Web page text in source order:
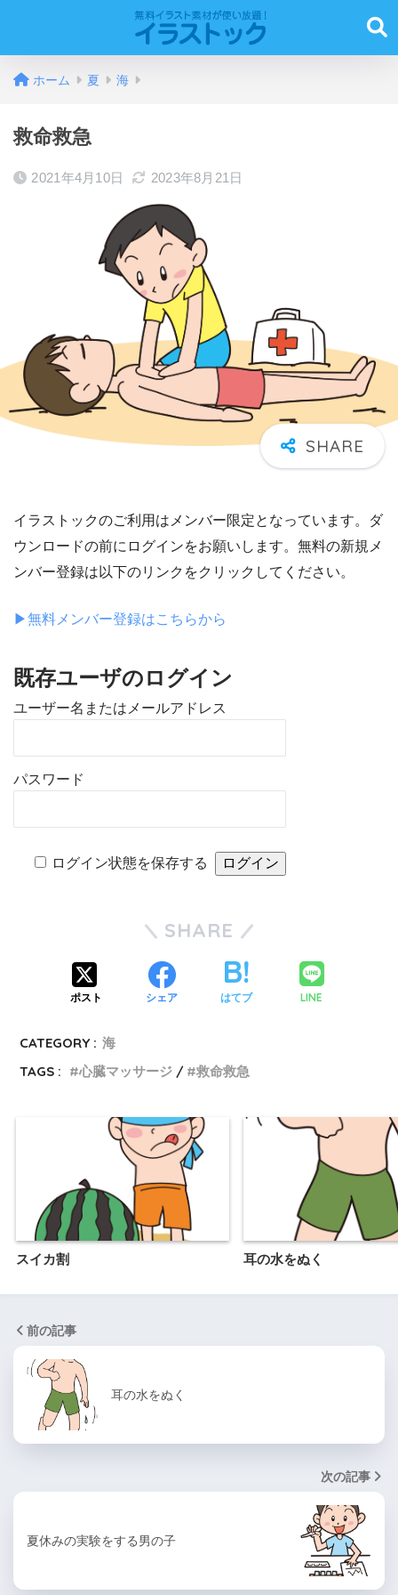
ホーム 夏 海
救命救急
2021年4月10日 2023年8月21日
イラストックのご利用はメンバー限定となっています。ダ
ウンロードの前にログインをお願いします。無料の新規メ
ンバー登録は以下のリンクをクリックしてください。
▶︎無料メンバー登録はこちらから
既存ユーザのログイン
ユーザー名またはメールアドレス
パスワード
ログイン状態を保存する
SHARE
ポスト シェア はてブ LINE
CATEGORY : 海
TAGS :
心臓マッサージ 救命救急
スイカ割 耳の水をぬく
前の記事
耳の水をぬく
次の記事
夏休みの実験をする男の子